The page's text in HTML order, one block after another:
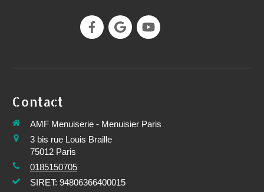
Contact
AMF Menuiserie - Menuisier Paris
3 bis rue Louis Braille
75012 Paris
0185150705
SIRET: 94806366400015